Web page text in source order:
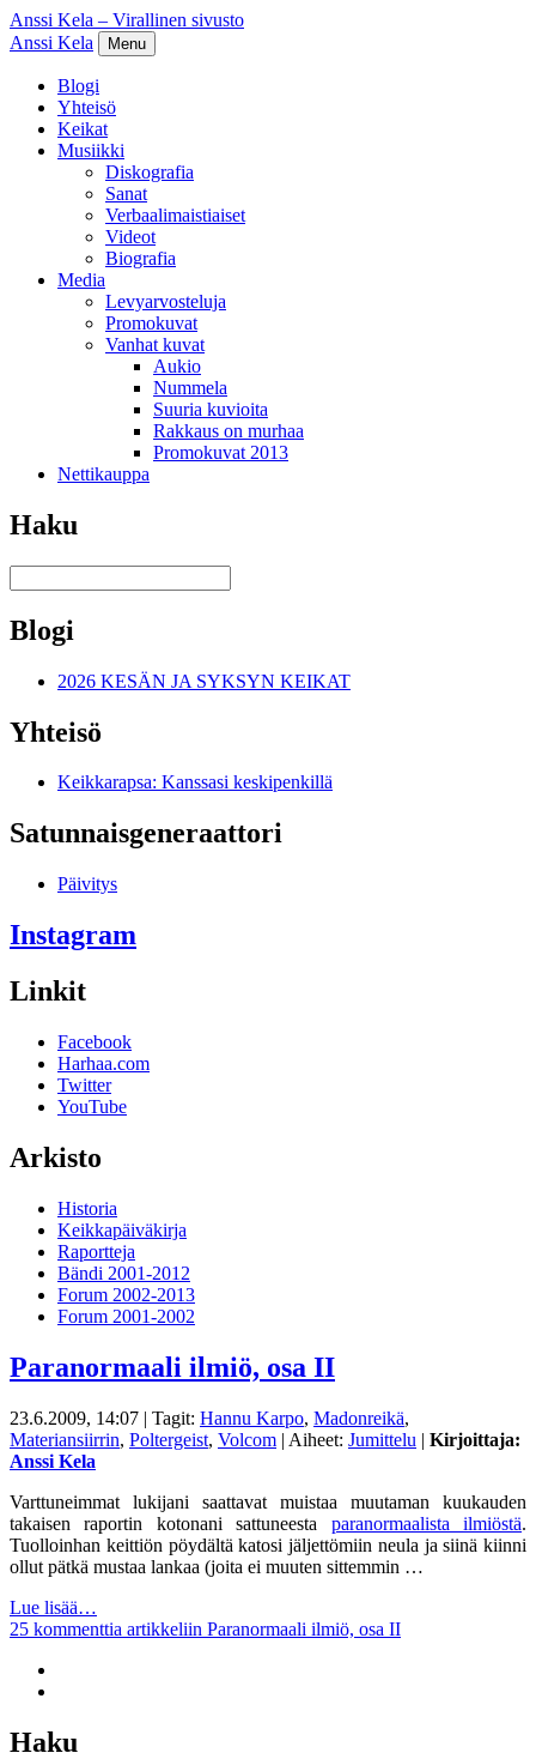
Anssi Kela – Virallinen sivusto
Anssi Kela
Menu
Blogi
Yhteisö
Keikat
Musiikki
Diskografia
Sanat
Verbaalimaistiaiset
Videot
Biografia
Media
Levyarvosteluja
Promokuvat
Vanhat kuvat
Aukio
Nummela
Suuria kuvioita
Rakkaus on murhaa
Promokuvat 2013
Nettikauppa
Haku
Blogi
2026 KESÄN JA SYKSYN KEIKAT
Yhteisö
Keikkarapsa: Kanssasi keskipenkillä
Satunnais­generaattori
Päivitys
Instagram
Linkit
Facebook
Harhaa.com
Twitter
YouTube
Arkisto
Historia
Keikkapäiväkirja
Raportteja
Bändi 2001-2012
Forum 2002-2013
Forum 2001-2002
Paranormaali ilmiö, osa II
23.6.2009, 14:07 | Tagit: Hannu Karpo, Madonreikä,
Materiansiirrin, Poltergeist, Volcom | Aiheet: Jumittelu | Kirjoittaja:
Anssi Kela
Varttuneimmat lukijani saattavat muistaa muutaman kuukauden
takaisen raportin kotonani sattuneesta paranormaalista ilmiöstä.
Tuolloinhan keittiön pöydältä katosi jäljettömiin neula ja siinä kiinni
ollut pätkä mustaa lankaa (joita ei muuten sittemmin …
Lue lisää…
25 kommenttia artikkeliin Paranormaali ilmiö, osa II
Haku